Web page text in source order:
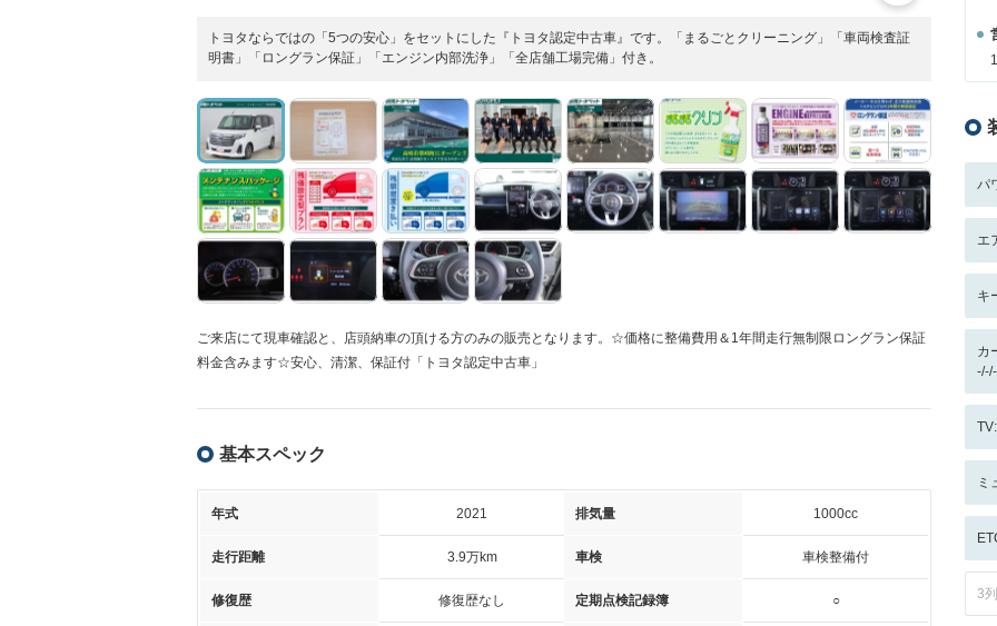
トヨタならではの「5つの安心」をセットにした『トヨタ認定中古車』です。「まるごとクリーニング」「車両検査証
明書」「ロングラン保証」「エンジン内部洗浄」「全店舗工場完備」付き。
ご来店にて現車確認と、店頭納車の頂ける方のみの販売となります。☆価格に整備費用＆1年間走行無制限ロングラン保証
料金含みます☆安心、清潔、保証付「トヨタ認定中古車」
基本スペック
年式 2021 排気量 1000cc
走行距離 3.9万km 車検 車検整備付
修復歴 修復歴なし 定期点検記録簿 ○
パ
エ
キ
カ
ミ
3